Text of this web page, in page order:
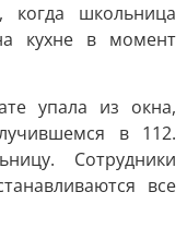
когда школьница
кухне в момент
упала из окна,
в 112.
Сотрудники
все